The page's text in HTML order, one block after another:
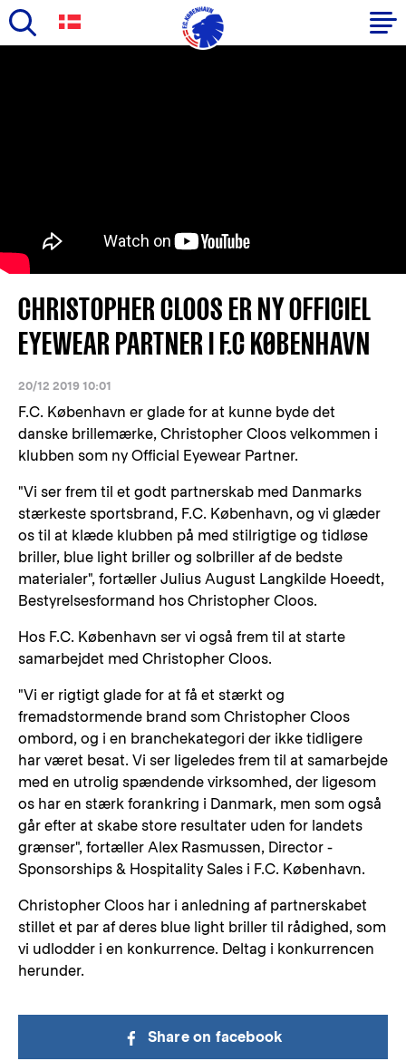
CHRISTOPHER CLOOS ER NY OFFICIEL
EYEWEAR PARTNER I F.C KØBENHAVN
20/12 2019 10:01
F.C. København er glade for at kunne byde det
danske brillemærke, Christopher Cloos velkommen i
klubben som ny Official Eyewear Partner.
"Vi ser frem til et godt partnerskab med Danmarks
stærkeste sportsbrand, F.C. København, og vi glæder
os til at klæde klubben på med stilrigtige og tidløse
briller, blue light briller og solbriller af de bedste
materialer", fortæller Julius August Langkilde Hoeedt,
Bestyrelsesformand hos Christopher Cloos.
Hos F.C. København ser vi også frem til at starte
samarbejdet med Christopher Cloos.
"Vi er rigtigt glade for at få et stærkt og
fremadstormende brand som Christopher Cloos
ombord, og i en branchekategori der ikke tidligere
har været besat. Vi ser ligeledes frem til at samarbejde
med en utrolig spændende virksomhed, der ligesom
os har en stærk forankring i Danmark, men som også
går efter at skabe store resultater uden for landets
grænser", fortæller Alex Rasmussen, Director -
Sponsorships & Hospitality Sales i F.C. København.
Christopher Cloos har i anledning af partnerskabet
stillet et par af deres blue light briller til rådighed, som
vi udlodder i en konkurrence. Deltag i konkurrencen
herunder.
Share on facebook